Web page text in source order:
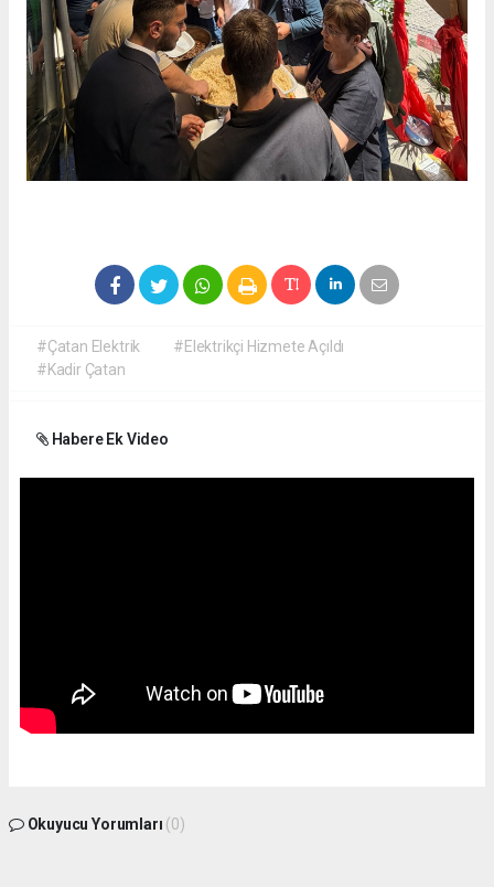
#Çatan Elektrik
#Elektrikçi Hizmete Açıldı
#Kadir Çatan
Habere Ek Video
Okuyucu Yorumları (0)